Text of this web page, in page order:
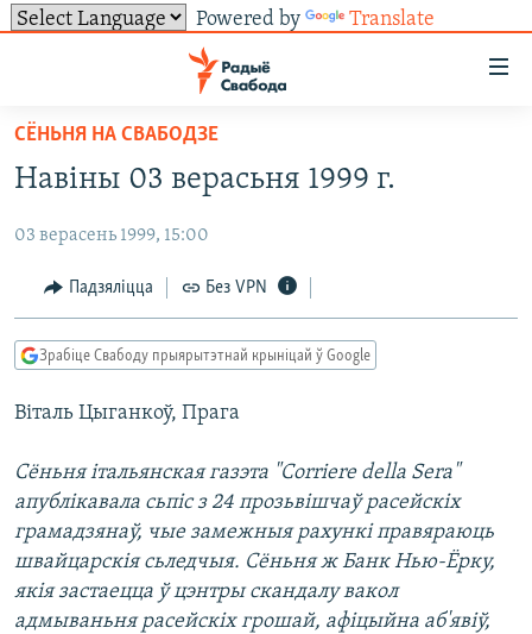
Powered by Translate
ўнівэрсальнага
доступу
Перайсьці
да
галоўнага
Перайсьці
да
галоўнай
навігацыі
Перайсьці
пошуку
ВІДЭА І ФОТА
ЛЮДЗІ
ЭКАНОМІКА
ВАЙНА
ПАЛІТВЯЗЬНІ
КУЛЬТУРА
КАЛЯНДАР
ТОЛЬКІ НА СВАБОДЗЕ
ТЭСТЫ
БЛОГІ
ПАДКАСТЫ
КНІГІ
PREMIUM
МОВА
НА ХВАЛЯХ СВАБОДЫ
СУВЯЗЬ
АБЫСЬЦІ БЛЯКАВАНЬНЕ
ПАДПІСАЦЦА
ПАДКАСТЫ
FACEBOOK
САЧЫЦЕ ЗА АБНАЎЛЕНЬНЯМІ
Усе сайты РС/РСЭ
СЁНЬНЯ НА СВАБОДЗЕ
Навіны 03 верасьня 1999 г.
03 верасень 1999, 15:00
Падзяліцца Без VPN
Зрабіце Свабоду прыярытэтнай крыніцай ў Google
Віталь Цыганкоў, Прага
Сёньня італьянская газэта "Corriere della Sera"
апублікавала сьпіс з 24 прозьвішчаў расейскіх
грамадзянаў, чые замежныя рахункі правяраюць
швайцарскія сьледчыя. Сёньня ж Банк Нью-Ёрку,
якія застаецца ў цэнтры скандалу вакол
адмываньня расейскіх грошай, афіцыйна аб'явіў,